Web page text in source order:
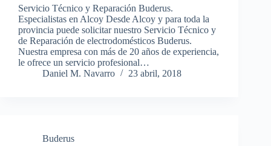
Servicio Técnico y Reparación Buderus.
Especialistas en Alcoy Desde Alcoy y para toda la
provincia puede solicitar nuestro Servicio Técnico y
de Reparación de electrodomésticos Buderus.
Nuestra empresa con más de 20 años de experiencia,
le ofrece un servicio profesional…
Daniel M. Navarro
23 abril, 2018
Buderus